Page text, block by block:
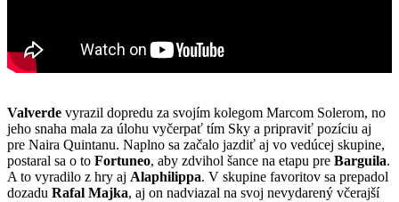
Valverde vyrazil dopredu za svojím kolegom Marcom Solerom, no
jeho snaha mala za úlohu vyčerpať tím Sky a pripraviť pozíciu aj
pre Naira Quintanu. Naplno sa začalo jazdiť aj vo vedúcej skupine,
postaral sa o to Fortuneo, aby zdvihol šance na etapu pre Barguila.
A to vyradilo z hry aj Alaphilippa. V skupine favoritov sa prepadol
dozadu Rafal Majka, aj on nadviazal na svoj nevydarený včerajší